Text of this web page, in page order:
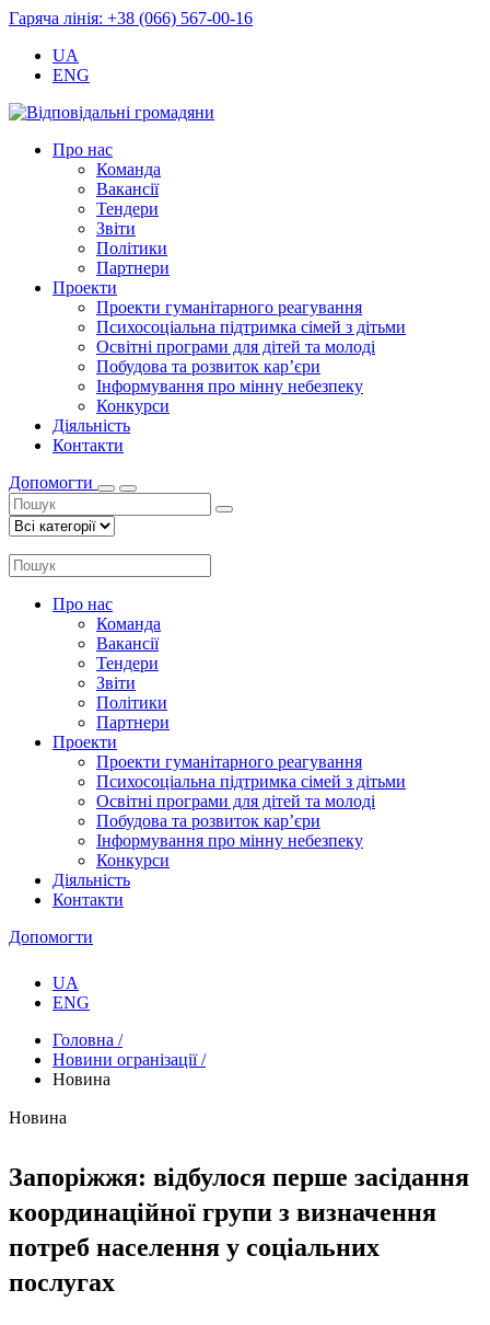
Гаряча лінія: +38 (066) 567-00-16
UA
ENG
Про нас
Команда
Вакансії
Тендери
Звіти
Політики
Партнери
Проекти
Проекти гуманітарного реагування
Психосоціальна підтримка сімей з дітьми
Освітні програми для дітей та молоді
Побудова та розвиток кар’єри
Інформування про мінну небезпеку
Конкурси
Діяльність
Контакти
Допомогти
Про нас
Команда
Вакансії
Тендери
Звіти
Політики
Партнери
Проекти
Проекти гуманітарного реагування
Психосоціальна підтримка сімей з дітьми
Освітні програми для дітей та молоді
Побудова та розвиток кар’єри
Інформування про мінну небезпеку
Конкурси
Діяльність
Контакти
Допомогти
UA
ENG
Головна /
Новини огранізації /
Новина
Новина
Запоріжжя: відбулося перше засідання
координаційної групи з визначення
потреб населення у соціальних
послугах